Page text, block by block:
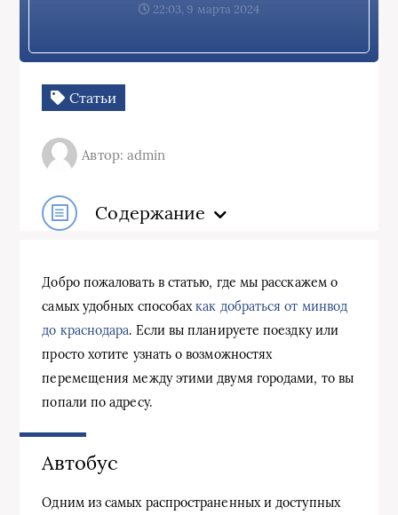
22:03, 9 марта 2024
Статьи
Автор: admin
Содержание
Добро пожаловать в статью, где мы расскажем о
самых удобных способахкак добраться от минвод
до краснодара. Если вы планируете поездку или
просто хотите узнать о возможностях
перемещения между этими двумя городами, то вы
попали по адресу.
Автобус
Одним из самых распространенных и доступных